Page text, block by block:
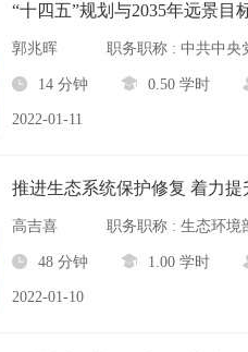
“十四五”规划与2035年远景
郭兆晖
14 分钟 0.50 学时
2022-01-11
推进生态系统保护修复 着力
高吉喜 职务职称 : 生态环境
48 分钟 1.00 学时
2022-01-10